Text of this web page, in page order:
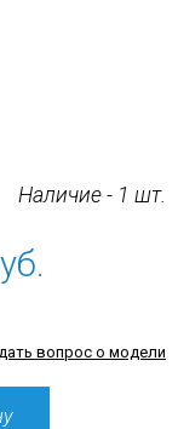
Наличие - 1 шт.
вопрос о модели